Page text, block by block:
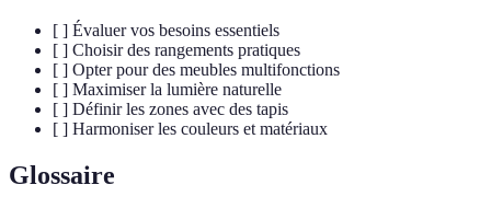
[ ] Évaluer vos besoins essentiels
[ ] Choisir des rangements pratiques
[ ] Opter pour des meubles multifonctions
[ ] Maximiser la lumière naturelle
[ ] Définir les zones avec des tapis
[ ] Harmoniser les couleurs et matériaux
Glossaire